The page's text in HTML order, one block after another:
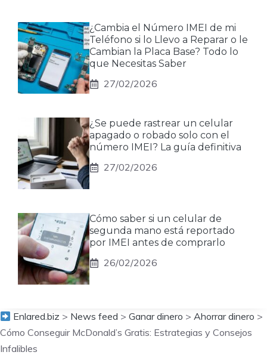
¿Cambia el Número IMEI de mi
Teléfono si lo Llevo a Reparar o le
Cambian la Placa Base? Todo lo
que Necesitas Saber
27/02/2026
¿Se puede rastrear un celular
apagado o robado solo con el
número IMEI? La guía definitiva
27/02/2026
Cómo saber si un celular de
segunda mano está reportado
por IMEI antes de comprarlo
26/02/2026
Enlared.biz > News feed >Ganar dinero >Ahorrar dinero >
Cómo Conseguir McDonald’s Gratis: Estrategias y Consejos
Infalibles